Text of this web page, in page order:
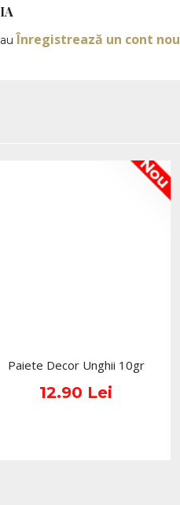
Înregistrează un cont nou
Nou
Paiete Decor Unghii 10gr
12.90 Lei